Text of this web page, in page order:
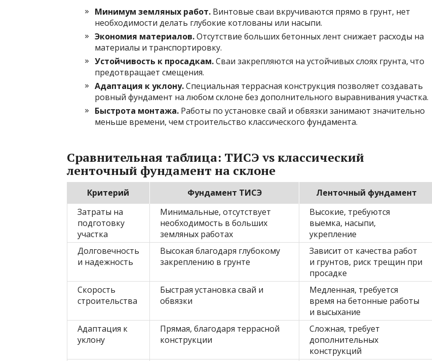
Минимум земляных работ. Винтовые сваи вкручиваются прямо в грунт, нет
необходимости делать глубокие котлованы или насыпи.
Экономия материалов.Отсутствие больших бетонных лент снижает расходы на
материалы и транспортировку.
Устойчивость к просадкам.Сваи закрепляются на устойчивых слоях грунта, что
предотвращает смещения.
Адаптация к уклону.Специальная террасная конструкция позволяет создавать
ровный фундамент на любом склоне без дополнительного выравнивания участка.
Быстрота монтажа. Работы по установке свай и обвязки занимают значительно
меньше времени, чем строительство классического фундамента.
Сравнительная таблица: ТИСЭ vs классический
ленточный фундамент на склоне
Критерий Фундамент ТИСЭ
Ленточный фундамент
Затраты на
подготовку
участка
Минимальные, отсутствует
необходимость в больших
земляных работах
Высокие, требуются
выемка, насыпи,
укрепление
Долговечность
и надежность
Высокая благодаря глубокому
закреплению в грунте
Зависит от качества работ
и грунтов, риск трещин при
просадке
Скорость
строительства
Быстрая установка свай и
обвязки
Медленная, требуется
время на бетонные работы
и высыхание
Адаптация к
уклону
Прямая, благодаря террасной
конструкции
Сложная, требует
дополнительных
конструкций